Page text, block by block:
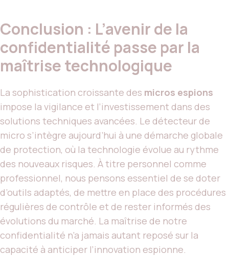
Conclusion : L’avenir de la
confidentialité passe par la
maîtrise technologique
La sophistication croissante des micros espions
impose la vigilance et l’investissement dans des
solutions techniques avancées. Le détecteur de
micro s’intègre aujourd’hui à une démarche globale
de protection, où la technologie évolue au rythme
des nouveaux risques. À titre personnel comme
professionnel, nous pensons essentiel de se doter
d’outils adaptés, de mettre en place des procédures
régulières de contrôle et de rester informés des
évolutions du marché. La maîtrise de notre
confidentialité n’a jamais autant reposé sur la
capacité à anticiper l’innovation espionne.